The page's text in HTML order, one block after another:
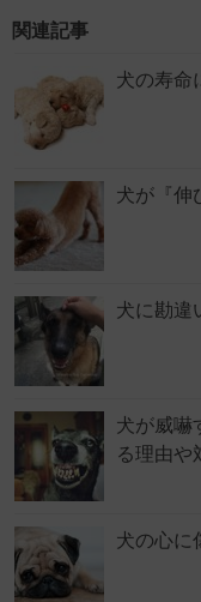
関連記事
犬の寿
犬が『伸
犬に勘違
犬が威嚇
る理由や
犬の心に